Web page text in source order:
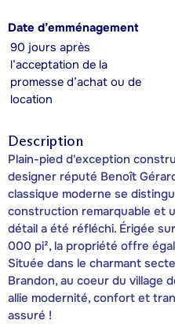
Date d’emménagement
90 jours après
l’acceptation de la
promesse d’achat ou de
location
Description
Plain-pied d'exception
designer réputé Benoît
classique moderne se
construction remarquable et
détail a été réfléchi. Érigée
000 pi², la propriété offre
Située dans le charmant
Brandon, au coeur du village
allie modernité, confort et
assuré !